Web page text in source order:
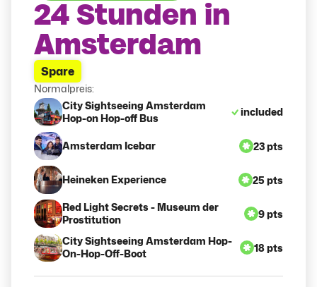
24 Stunden in
Amsterdam
Spare
Normalpreis:
City Sightseeing Amsterdam
Hop-on Hop-off Bus
included
Amsterdam Icebar 23 pts
Heineken Experience 25 pts
Red Light Secrets - Museum der
Prostitution
9 pts
City Sightseeing Amsterdam Hop-
On-Hop-Off-Boot
18 pts